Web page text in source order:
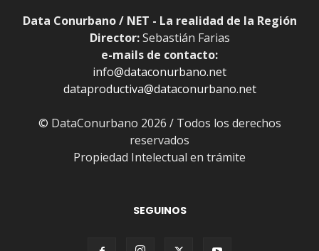
Data Conurbano / NET - La realidad de la Región
Director:Sebastián Farias
e-mails de contacto:
info@dataconurbano.net
dataproductiva@dataconurbano.net
© DataConurbano 2026 / Todos los derechos
reservados
Propiedad Intelectual en trámite
SEGUINOS